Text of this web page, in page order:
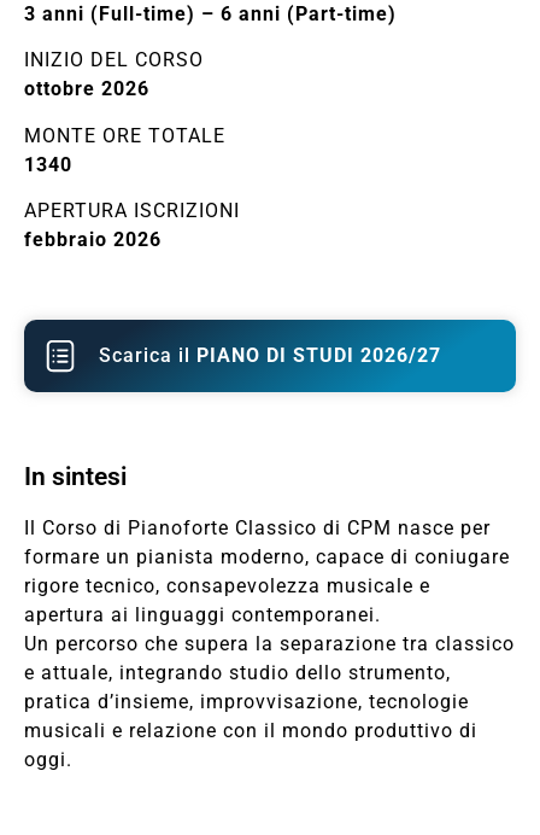
3 anni (Full-time) – 6 anni (Part-time)
INIZIO DEL CORSO
ottobre 2026
MONTE ORE TOTALE
1340
APERTURA ISCRIZIONI
febbraio 2026
Scarica il PIANO DI STUDI 2026/27
In sintesi
Il Corso di Pianoforte Classico di CPM nasce per
formare un pianista moderno, capace di coniugare
rigore tecnico, consapevolezza musicale e
apertura ai linguaggi contemporanei.
Un percorso che supera la separazione tra classico
e attuale, integrando studio dello strumento,
pratica d’insieme, improvvisazione, tecnologie
musicali e relazione con il mondo produttivo di
oggi.